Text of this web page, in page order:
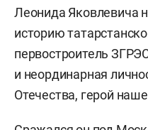
Леонида Яковлевича
историю
первостроитель
и неординарная
Отечества, герой